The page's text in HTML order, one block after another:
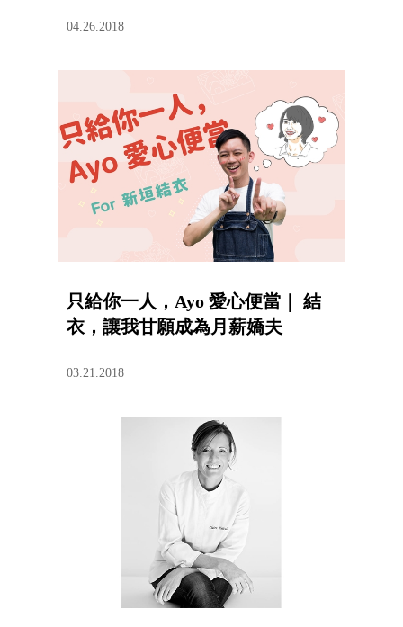
04.26.2018
只給你一人，Ayo 愛心便當｜ 結
衣，讓我甘願成為月薪嬌夫
03.21.2018